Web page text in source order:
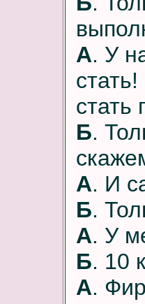
А. У
стать
Б.
А. И
Б.
А. У
Б. 10
А.